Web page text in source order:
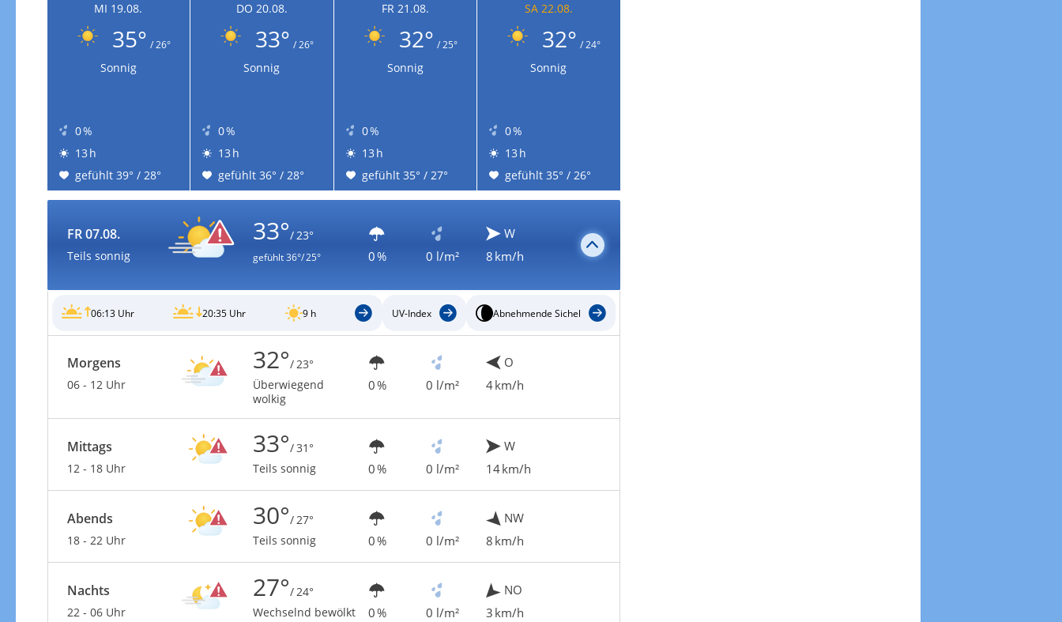
MI 19.08.
35° / 26°
Sonnig
0 %
13 h
gefühlt 39° / 28°
DO 20.08.
33° / 26°
Sonnig
0 %
13 h
gefühlt 36° / 28°
FR 21.08.
32° / 25°
Sonnig
0 %
13 h
gefühlt 35° / 27°
SA 22.08.
32° / 24°
Sonnig
0 %
13 h
gefühlt 35° / 26°
FR 07.08.
Teils sonnig
33°/ 23°
gefühlt36°/ 25° 0 % 0 l/m²
W
8 km/h
06:13 Uhr 20:35 Uhr 9 h UV-Index Abnehmende Sichel
Morgens
06 - 12 Uhr
32°/ 23°
Überwiegend
wolkig
0 % 0 l/m²
O
4 km/h
Mittags
12 - 18 Uhr
33°/ 31°
Teils sonnig
0 % 0 l/m²
W
14 km/h
Abends
18 - 22 Uhr
30°/ 27°
Teils sonnig
0 % 0 l/m²
NW
8 km/h
Nachts
22 - 06 Uhr
27°/ 24°
Wechselnd bewölkt
0 % 0 l/m²
NO
3 km/h